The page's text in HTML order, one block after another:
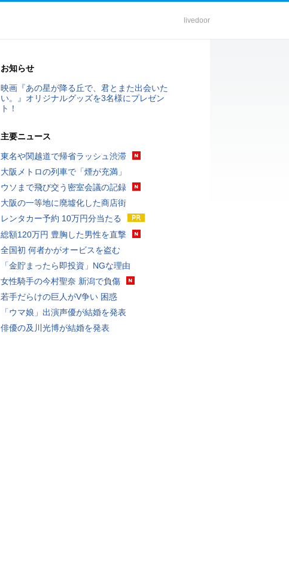
livedoor
お知らせ
映画『あの星が降る丘で、君とまた出会いた
い。』オリジナルグッズを3名様にプレゼン
ト！
主要ニュース
東名や関越道で帰省ラッシュ渋滞
大阪メトロの列車で「煙が充満」
ウソまで飛び交う密室会議の記録
大阪の一等地に廃墟化した商店街
レンタカー予約 10万円分当たる
総額120万円 豊胸した男性を直撃
全国初 何者かがオービスを盗む
「金貯まったら即投資」NGな理由
女性騎手の今村聖奈 新潟で負傷
若手だらけの巨人がV争い 困惑
「ウマ娘」出演声優が結婚を発表
俳優の及川光博が結婚を発表